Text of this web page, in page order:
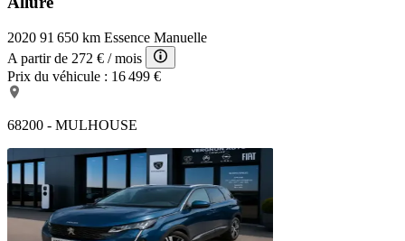
2020 91 650 km Essence Manuelle
A partir de 272 € / mois
Prix du véhicule : 16 499 €
68200 - MULHOUSE